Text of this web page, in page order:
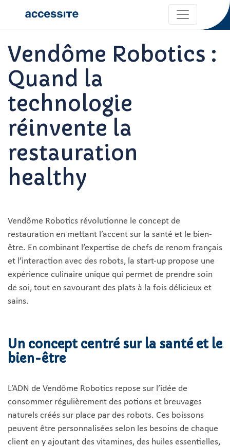
Vendôme Robotics :
Quand la
technologie
réinvente la
restauration
healthy
Vendôme Robotics révolutionne le concept de
restauration en mettant l’accent sur la santé et le bien-
être. En combinant l’expertise de chefs de renom français
et l’interaction avec des robots, la start-up propose une
expérience culinaire unique qui permet de prendre soin
de soi, tout en savourant des plats à la fois délicieux et
sains.
Un concept centré sur la santé et le
bien-être
L’ADN de Vendôme Robotics repose sur l’idée de
consommer régulièrement des potions et breuvages
naturels créés sur place par des robots. Ces boissons
peuvent être personnalisées selon les besoins de chaque
client en y ajoutant des vitamines, des huiles essentielles,